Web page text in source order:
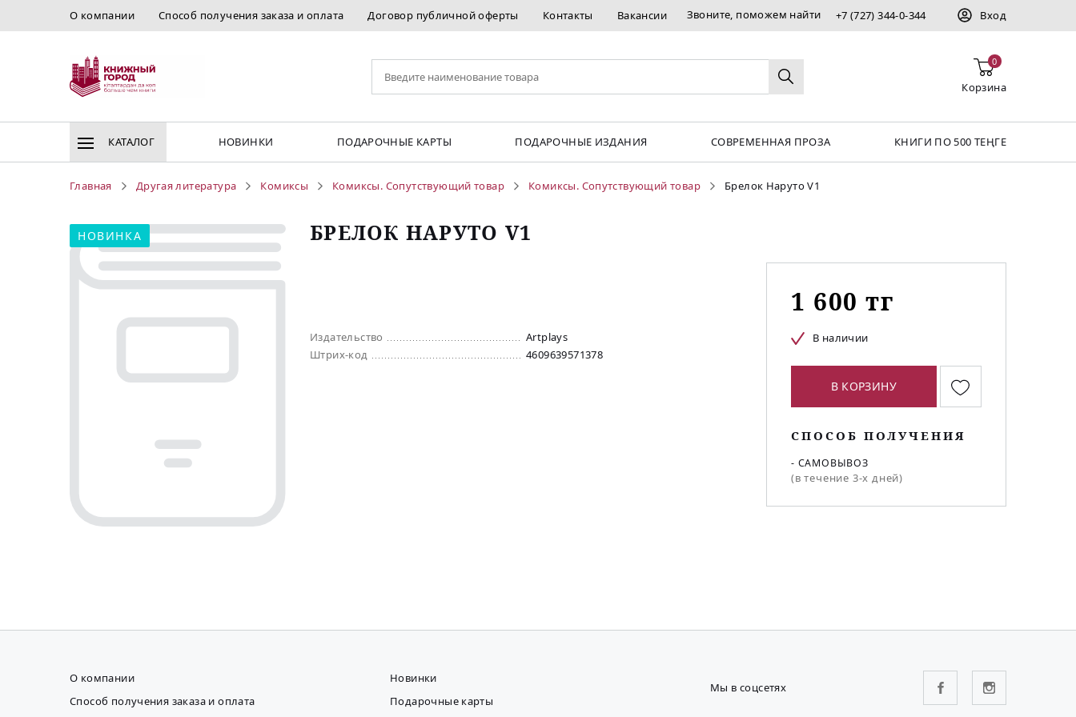
О компании Способ получения заказа и оплата Договор публичной оферты Контакты Вакансии Звоните, поможем найти +7 (727) 344-0-344 Вход
0
Корзина
КАТАЛОГ НОВИНКИ ПОДАРОЧНЫЕ КАРТЫ ПОДАРОЧНЫЕ ИЗДАНИЯ СОВРЕМЕННАЯ ПРОЗА КНИГИ ПО 500 ТЕҢГЕ
Главная Другая литература Комиксы Комиксы. Сопутствующий товар Комиксы. Сопутствующий товар Брелок Наруто V1
НОВИНКА БРЕЛОК НАРУТО V1
Издательство
Artplays
Штрих-код
4609639571378
1 600 тг
В наличии
В КОРЗИНУ
СПОСОБ ПОЛУЧЕНИЯ
- САМОВЫВОЗ
(в течение 3-х дней)
О компании
Способ получения заказа и оплата
Новинки
Подарочные карты
Мы в соцсетях